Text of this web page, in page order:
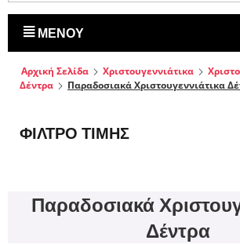
ΜΕΝΟΎ
Αρχική Σελίδα Χριστουγεννιάτικα
Δέντρα
Παραδοσιακά Χριστουγεννιάτικα
ΦΊΛΤΡΟ ΤΙΜΉΣ
Παραδοσιακά
Δέντρα